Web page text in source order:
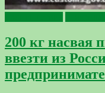
200 кг насвая
ввезти из